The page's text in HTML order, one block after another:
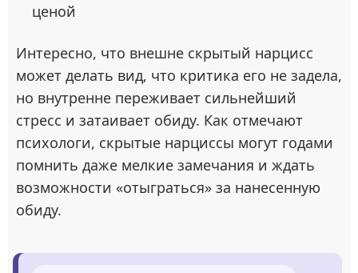
ценой
Интересно, что внешне скрытый нарцисс
может делать вид, что критика его не задела,
но внутренне переживает сильнейший
стресс и затаивает обиду. Как отмечают
психологи, скрытые нарциссы могут годами
помнить даже мелкие замечания и ждать
возможности «отыграться» за нанесенную
обиду.